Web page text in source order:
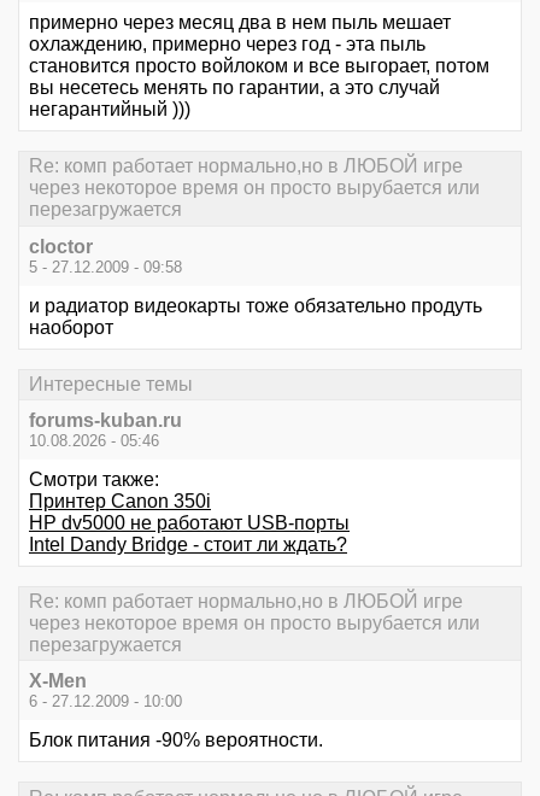
примерно через месяц два в нем пыль мешает
охлаждению, примерно через год - эта пыль
становится просто войлоком и все выгорает, потом
вы несетесь менять по гарантии, а это случай
негарантийный )))
Re: комп работает нормально,но в ЛЮБОЙ игре
через некоторое время он просто вырубается или
перезагружается
cloctor
5 - 27.12.2009 - 09:58
и радиатор видеокарты тоже обязательно продуть
наоборот
Интересные темы
forums-kuban.ru
10.08.2026 - 05:46
Смотри также:
Принтер Canon 350i
HP dv5000 не работают USB-порты
Intel Dandy Bridge - стоит ли ждать?
Re: комп работает нормально,но в ЛЮБОЙ игре
через некоторое время он просто вырубается или
перезагружается
X-Men
6 - 27.12.2009 - 10:00
Блок питания -90% вероятности.